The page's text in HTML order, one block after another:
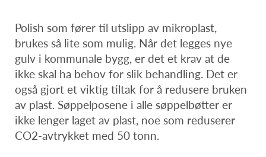
Polish som fører til utslipp av mikroplast,
brukes så lite som mulig. Når det legges nye
gulv i kommunale bygg, er det et krav at de
ikke skal ha behov for slik behandling. Det er
også gjort et viktig tiltak for å redusere bruken
av plast. Søppelposene i alle søppelbøtter er
ikke lenger laget av plast, noe som reduserer
CO2-avtrykket med 50 tonn.